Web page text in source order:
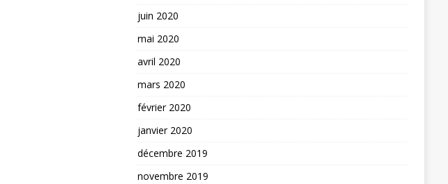
juin 2020
mai 2020
avril 2020
mars 2020
février 2020
janvier 2020
décembre 2019
novembre 2019